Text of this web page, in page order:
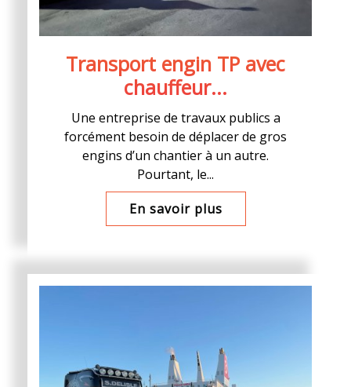
Transport engin TP avec
chauffeur...
Une entreprise de travaux publics a
forcément besoin de déplacer de gros
engins d’un chantier à un autre.
Pourtant, le...
En savoir plus